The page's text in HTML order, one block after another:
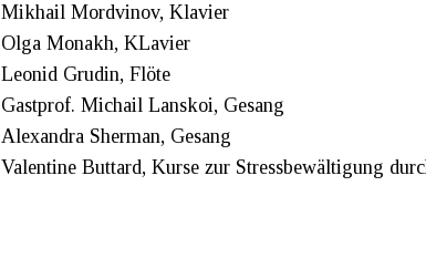
Mikhail Mordvinov, Klavier
Olga Monakh, KLavier
Leonid Grudin, Flöte
Gastprof. Michail Lanskoi, Gesang
Alexandra Sherman, Gesang
Valentine Buttard, Kurse zur Stressbewältigung